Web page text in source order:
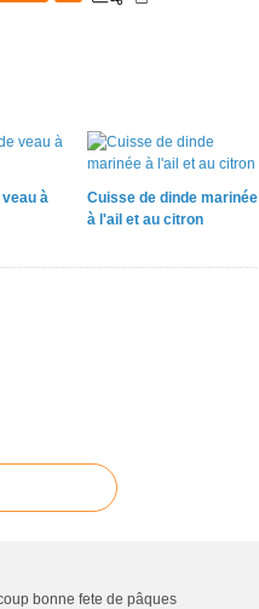
à
Cuisse de dinde marinée
à l'ail et au citron
bonne fete de pâques